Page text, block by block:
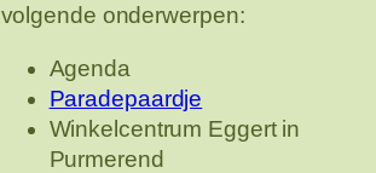
volgende onderwerpen:
Agenda
Paradepaardje
Winkelcentrum Eggert in
Purmerend